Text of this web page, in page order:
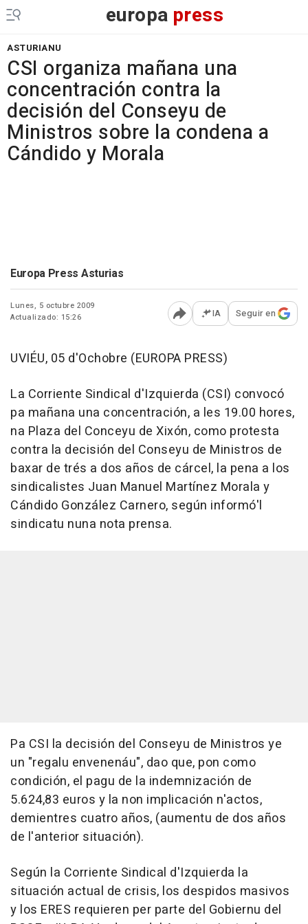
europa press
ASTURIANU
CSI organiza mañana una
concentración contra la
decisión del Conseyu de
Ministros sobre la condena a
Cándido y Morala
Europa Press Asturias
Lunes, 5 octubre 2009
Actualizado: 15:26
Abrir opciones para
IA Seguir en
UVIÉU, 05 d'Ochobre (EUROPA PRESS)
La Corriente Sindical d'Izquierda (CSI) convocó
pa mañana una concentración, a les 19.00 hores,
na Plaza del Conceyu de Xixón, como protesta
contra la decisión del Conseyu de Ministros de
baxar de trés a dos años de cárcel, la pena a los
sindicalistes Juan Manuel Martínez Morala y
Cándido González Carnero, según informó'l
sindicatu nuna nota prensa.
Pa CSI la decisión del Conseyu de Ministros ye
un "regalu envenenáu", dao que, pon como
condición, el pagu de la indemnización de
5.624,83 euros y la non implicación n'actos,
demientres cuatro años, (aumentu de dos años
de l'anterior situación).
Según la Corriente Sindical d'Izquierda la
situación actual de crisis, los despidos masivos
y los ERES requieren per parte del Gobiernu del